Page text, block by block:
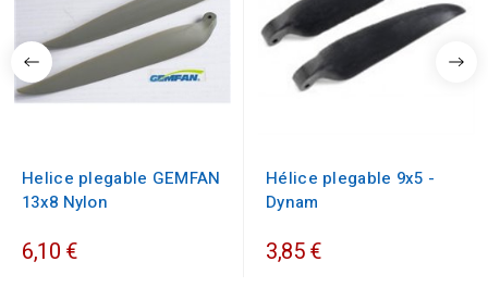
Helice plegable GEMFAN
13x8 Nylon
6,10 €
Hélice plegable 9x5 -
Dynam
3,85 €